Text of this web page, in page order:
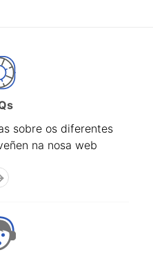
sobre os diferentes
na nosa web